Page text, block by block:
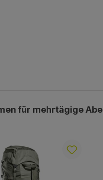
überspringen
für mehrtägige